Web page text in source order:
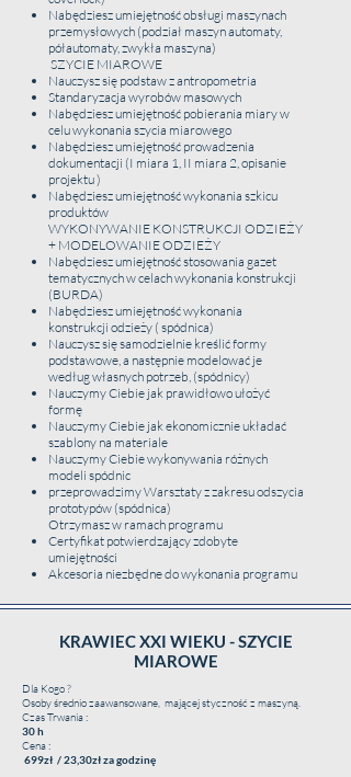
Wykwalifikowaną kadrę posiadającą wielką
cierpliwość
Wszelkie akcesoria i materiały do nauki
Prezent – listę firm oferujących tkaniny
koszulowe
KURS SZYCIA KOSZULKI T-SHIRT Z
Dla Kogo ?
Kurs przeznaczony jest dla osób
zaawansowanych, posiadających umiejętność
obsługi maszyny oraz posiadających
doświadczenie w szyciu.
Czas Trwania
Cena
199 zł+ doliczamy koszty zużycia materiałów
10zł za 1mb /24,87
Nauczymy Ciebie:
Ułożenia szablonów na tkaninie, tak aby
maksymalnie obniżyć zużycie tkaniny
Umiejętności krojenia dzianiny oraz ściągacza
Umiejętności krojenia na dzianinie w rękawie
Umiejętności szycia na maszynie renderce
Umiejętności szycia na maszynie – overlock
Umiejętności zastosowania wykończeń(potnik,
lizak )
Zapewniamy :
Akcesoria niezbędne do wykonania programu
Przemyła atmosferę
Wykwalifikowaną kadrę posiadającą wielką
cierpliwość
Wszelkie akcesoria i materiały do nauki
Nabędziesz umiejętność obsługi maszynach
przemysłowych (podział maszyn automaty,
półautomaty, zwykła maszyna)
SZYCIE MIAROWE
Nauczysz się podstaw z antropometria
Standaryzacja wyrobów masowych
Nabędziesz umiejętność pobierania miary w
celu wykonania szycia miarowego
Nabędziesz umiejętność prowadzenia
dokumentacji (I miara 1, II miara 2, opisanie
projektu )
Nabędziesz umiejętność wykonania szkicu
produktów
WYKONYWANIE KONSTRUKCJI ODZIEŻY
+ MODELOWANIE ODZIEŻY
Nabędziesz umiejętność stosowania gazet
tematycznych w celach wykonania konstrukcji
(BURDA)
Nabędziesz umiejętność wykonania
konstrukcji odzieży ( spódnica)
Nauczysz się samodzielnie kreślić formy
podstawowe, a następnie modelować je
według własnych potrzeb, (spódnicy)
Nauczymy Ciebie jak prawidłowo ułożyć
formę
Nauczymy Ciebie jak ekonomicznie układać
szablony na materiale
Nauczymy Ciebie wykonywania różnych
modeli spódnic
przeprowadzimy Warsztaty z zakresu odszycia
prototypów (spódnica)
Otrzymasz w ramach programu
Certyfikat potwierdzający zdobyte
umiejętności
Akcesoria niezbędne do wykonania programu
KRAWIEC XXI WIEKU - SZYCIE
MIAROWE
Dla Kogo ?
Osoby średnio zaawansowane, mającej styczność z maszyną.
Czas Trwania :
30 h
Cena :
699zł / 23,30zł za godzinę